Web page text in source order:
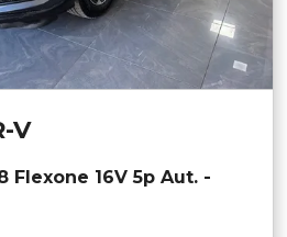
V
Flexone 16V 5p Aut. -